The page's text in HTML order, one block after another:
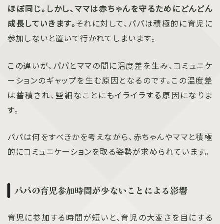
ほぼ同じ。しかし、ママは赤ちゃんを守るためにどんどん
成長していきます。それに対して、パパは積極的に育児に
参加しないと置いて行かれてしまいます。
この違いが、パパとママの間に温度差を生み、コミュニケ
ーションのギャップを生む原因となるのです。この温度差
は蓄積され、些細なことにもイライラする原因になりま
す。
パパは何をすべきかを考えながら、赤ちゃんやママと積極
的にコミュニケーションを取る姿勢が求められています。
パパの育児参加時間が少ないことによる影響
育児に参加する時間が短いと、育児の大変さを目にする